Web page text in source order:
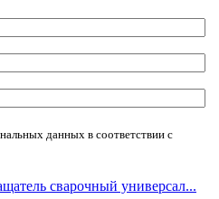
данных в соответствии с
сварочный универсал...